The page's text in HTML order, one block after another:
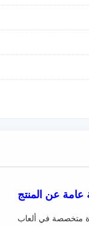
عامة عن المنتج
متخصصة في ألعاب